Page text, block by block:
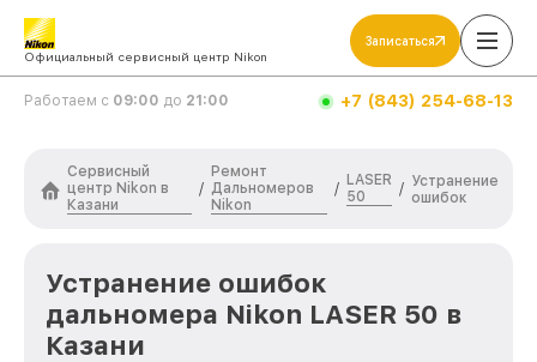
Официальный сервисный центр Nikon
Записаться
Работаем с 09:00 до 21:00 +7 (843) 254-68-13
Сервисный
центр Nikon в
Казани
/
Ремонт
Дальномеров
Nikon
/
LASER
50
/ Устранение
ошибок
Устранение ошибок
дальномера Nikon LASER 50 в
Казани